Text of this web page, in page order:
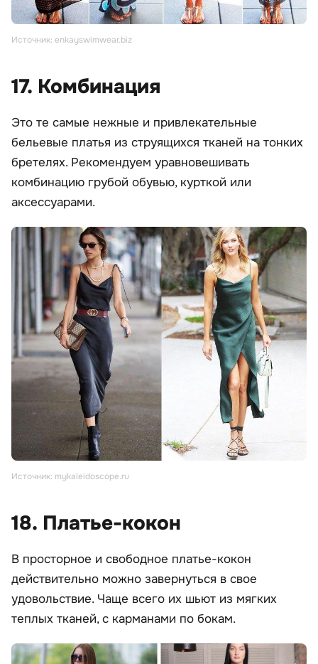
Источник: enkayswimwear.biz
17. Комбинация
Это те самые нежные и привлекательные
бельевые платья из струящихся тканей на тонких
бретелях. Рекомендуем уравновешивать
комбинацию грубой обувью, курткой или
аксессуарами.
Источник: mykaleidoscope.ru
18. Платье-кокон
В просторное и свободное платье-кокон
действительно можно завернуться в свое
удовольствие. Чаще всего их шьют из мягких
теплых тканей, с карманами по бокам.